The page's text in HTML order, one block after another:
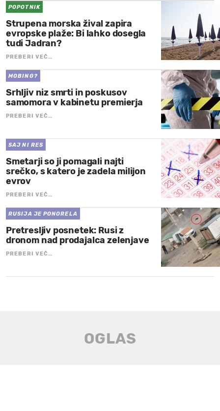
POPOTNIK
Strupena morska žival zapira
evropske plaže: Bi lahko dosegla
tudi Jadran?
PREBERI VEČ…
MOBING?
Srhljiv niz smrti in poskusov
samomora v kabinetu premierja
PREBERI VEČ…
SAJ NI RES
Smetarji so ji pomagali najti
srečko, s katero je zadela milijon
evrov
PREBERI VEČ…
RUSIJA JE PONORELA
Pretresljiv posnetek: Rusi z
dronom nad prodajalca zelenjave
PREBERI VEČ…